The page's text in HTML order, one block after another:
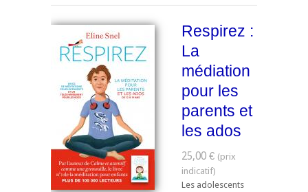
Respirez :
La
médiation
pour les
parents et
les ados
25,00 €
Les adolescents